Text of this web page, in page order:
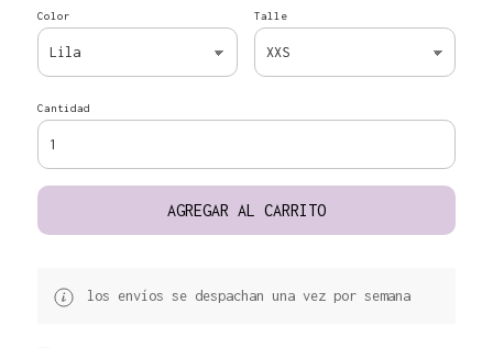
Color Talle
Cantidad
AGREGAR AL CARRITO
los envíos se despachan una vez por semana